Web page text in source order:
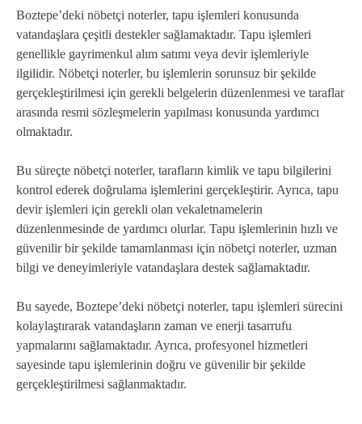
Boztepe’deki nöbetçi noterler, tapu işlemleri konusunda
vatandaşlara çeşitli destekler sağlamaktadır. Tapu işlemleri
genellikle gayrimenkul alım satımı veya devir işlemleriyle
ilgilidir. Nöbetçi noterler, bu işlemlerin sorunsuz bir şekilde
gerçekleştirilmesi için gerekli belgelerin düzenlenmesi ve taraflar
arasında resmi sözleşmelerin yapılması konusunda yardımcı
olmaktadır.
Bu süreçte nöbetçi noterler, tarafların kimlik ve tapu bilgilerini
kontrol ederek doğrulama işlemlerini gerçekleştirir. Ayrıca, tapu
devir işlemleri için gerekli olan vekaletnamelerin
düzenlenmesinde de yardımcı olurlar. Tapu işlemlerinin hızlı ve
güvenilir bir şekilde tamamlanması için nöbetçi noterler, uzman
bilgi ve deneyimleriyle vatandaşlara destek sağlamaktadır.
Bu sayede, Boztepe’deki nöbetçi noterler, tapu işlemleri sürecini
kolaylaştırarak vatandaşların zaman ve enerji tasarrufu
yapmalarını sağlamaktadır. Ayrıca, profesyonel hizmetleri
sayesinde tapu işlemlerinin doğru ve güvenilir bir şekilde
gerçekleştirilmesi sağlanmaktadır.